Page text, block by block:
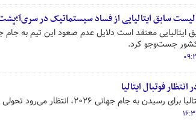
سابق ایتالیایی از فساد سیستماتیک در
جست‌وجو کرد.
فوتبال ایتالیا
جهانی ۲۰۲۶، انتظار می‌رود تحولی عظیم در فوتبال این کشور به وقوع بپیوندد.